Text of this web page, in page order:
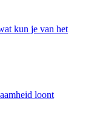
kun je van het
loont